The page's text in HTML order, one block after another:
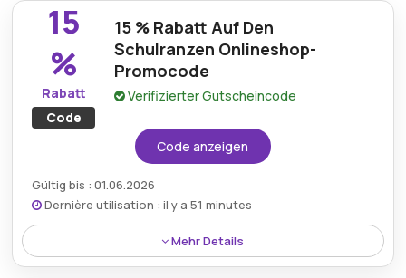
15
%
Rabatt
Code
15 % Rabatt Auf Den
Schulranzen Onlineshop-
Promocode
Verifizierter Gutscheincode
Code anzeigen
Gültig bis : 01.06.2026
Dernière utilisation : il y a 51 minutes
Mehr Details
Beim Einkauf im Schulranzen Onlineshop kann mit